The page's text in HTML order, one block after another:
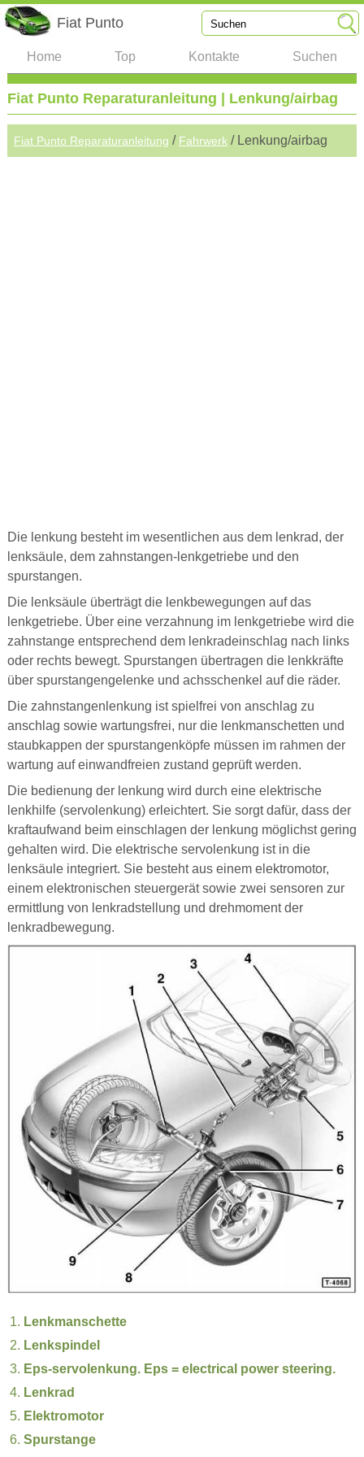
Fiat Punto
Home Top Kontakte Suchen
Fiat Punto Reparaturanleitung | Lenkung/airbag
Fiat Punto Reparaturanleitung / Fahrwerk/ Lenkung/airbag
Die lenkung besteht im wesentlichen aus dem lenkrad, der
lenksäule, dem zahnstangen-lenkgetriebe und den
spurstangen.
Die lenksäule überträgt die lenkbewegungen auf das
lenkgetriebe. Über eine verzahnung im lenkgetriebe wird die
zahnstange entsprechend dem lenkradeinschlag nach links
oder rechts bewegt. Spurstangen übertragen die lenkkräfte
über spurstangengelenke und achsschenkel auf die räder.
Die zahnstangenlenkung ist spielfrei von anschlag zu
anschlag sowie wartungsfrei, nur die lenkmanschetten und
staubkappen der spurstangenköpfe müssen im rahmen der
wartung auf einwandfreien zustand geprüft werden.
Die bedienung der lenkung wird durch eine elektrische
lenkhilfe (servolenkung) erleichtert. Sie sorgt dafür, dass der
kraftaufwand beim einschlagen der lenkung möglichst gering
gehalten wird. Die elektrische servolenkung ist in die
lenksäule integriert. Sie besteht aus einem elektromotor,
einem elektronischen steuergerät sowie zwei sensoren zur
ermittlung von lenkradstellung und drehmoment der
lenkradbewegung.
Lenkmanschette
Lenkspindel
Eps-servolenkung. Eps = electrical power steering.
Lenkrad
Elektromotor
Spurstange